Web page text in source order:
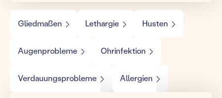
Gliedmaßen Lethargie Husten
Augenprobleme Ohrinfektion
Verdauungsprobleme Allergien